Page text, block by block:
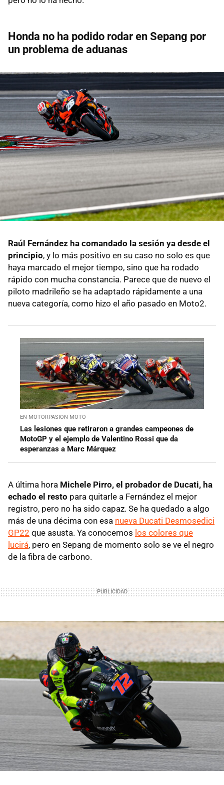
Honda no ha podido rodar en Sepang por
un problema de aduanas
Raúl Fernández ha comandado la sesión ya desde el
principio, y lo más positivo en su caso no solo es que
haya marcado el mejor tiempo, sino que ha rodado
rápido con mucha constancia. Parece que de nuevo el
piloto madrileño se ha adaptado rápidamente a una
nueva categoría, como hizo el año pasado en Moto2.
EN MOTORPASION MOTO
Las lesiones que retiraron a grandes campeones de
MotoGP y el ejemplo de Valentino Rossi que da
esperanzas a Marc Márquez
A última hora Michele Pirro, el probador de Ducati, ha
echado el resto para quitarle a Fernández el mejor
registro, pero no ha sido capaz. Se ha quedado a algo
más de una décima con esa nueva Ducati Desmosedici
GP22 que asusta. Ya conocemos los colores que
lucirá, pero en Sepang de momento solo se ve el negro
de la fibra de carbono.